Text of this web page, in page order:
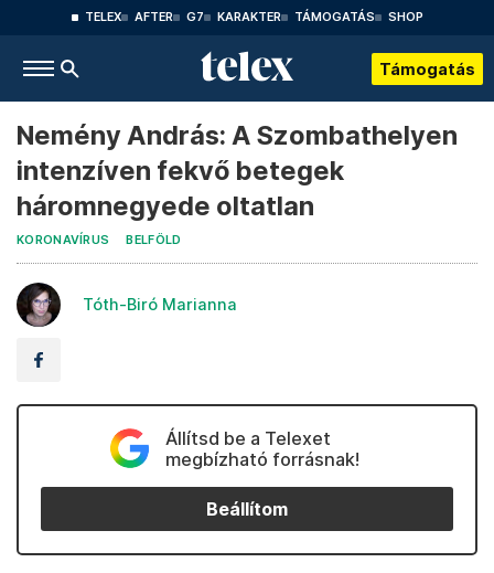
TELEX AFTER G7 KARAKTER TÁMOGATÁS SHOP
Támogatás
Nemény András: A Szombathelyen
intenzíven fekvő betegek
háromnegyede oltatlan
KORONAVÍRUS BELFÖLD
Tóth-Biró Marianna
Állítsd be a Telexet
megbízható forrásnak!
Beállítom